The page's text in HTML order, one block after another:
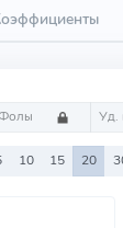
Уд.
10 15 20